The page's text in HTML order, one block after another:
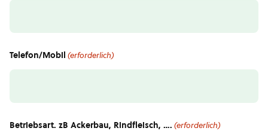
Telefon/Mobil (erforderlich)
Betriebsart. zB Ackerbau, Rindfleisch, …. (erforderlich)